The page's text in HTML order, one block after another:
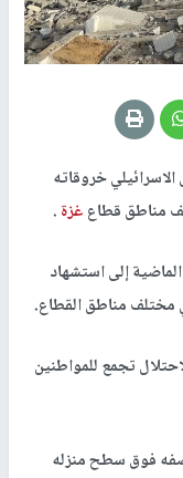
خروقاته
غزة.
خلال ال ٢٤ ساعة الماضية إلى استشهاد
مختلف مناطق القطاع.
تجمع للمواطنين
فروانة ٣٥ عام اثر قصفه فوق سطح منزله